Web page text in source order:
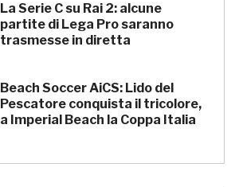
La Serie C su Rai 2: alcune
partite di Lega Pro saranno
trasmesse in diretta
Beach Soccer AiCS: Lido del
Pescatore conquista il tricolore,
a Imperial Beach la Coppa Italia